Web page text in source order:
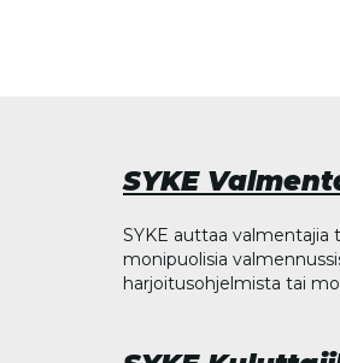
SYKE
SYKE auttaa
monipuolisia
harjoitusohjelmista tai